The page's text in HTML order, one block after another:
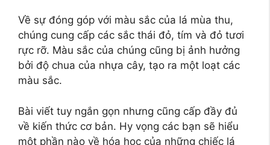
Về sự đóng góp với màu sắc của lá mùa thu,
chúng cung cấp các sắc thái đỏ, tím và đỏ tươi
rực rỡ. Màu sắc của chúng cũng bị ảnh hưởng
bởi độ chua của nhựa cây, tạo ra một loạt các
màu sắc.
Bài viết tuy ngắn gọn nhưng cũng cấp đầy đủ
về kiến thức cơ bản. Hy vọng các bạn sẽ hiểu
một phần nào về hóa học của những chiếc lá